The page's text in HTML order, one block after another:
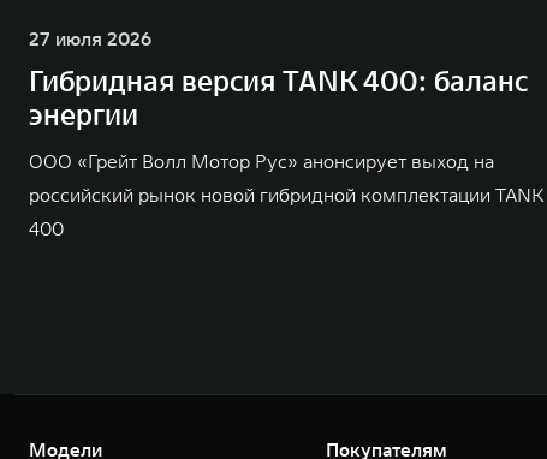
27 июля 2026
Гибридная версия TANK 400: баланс
энергии
ООО «Грейт Волл Мотор Рус» анонсирует выход на
российский рынок новой гибридной комплектации TANK
400
Модели Покупателям